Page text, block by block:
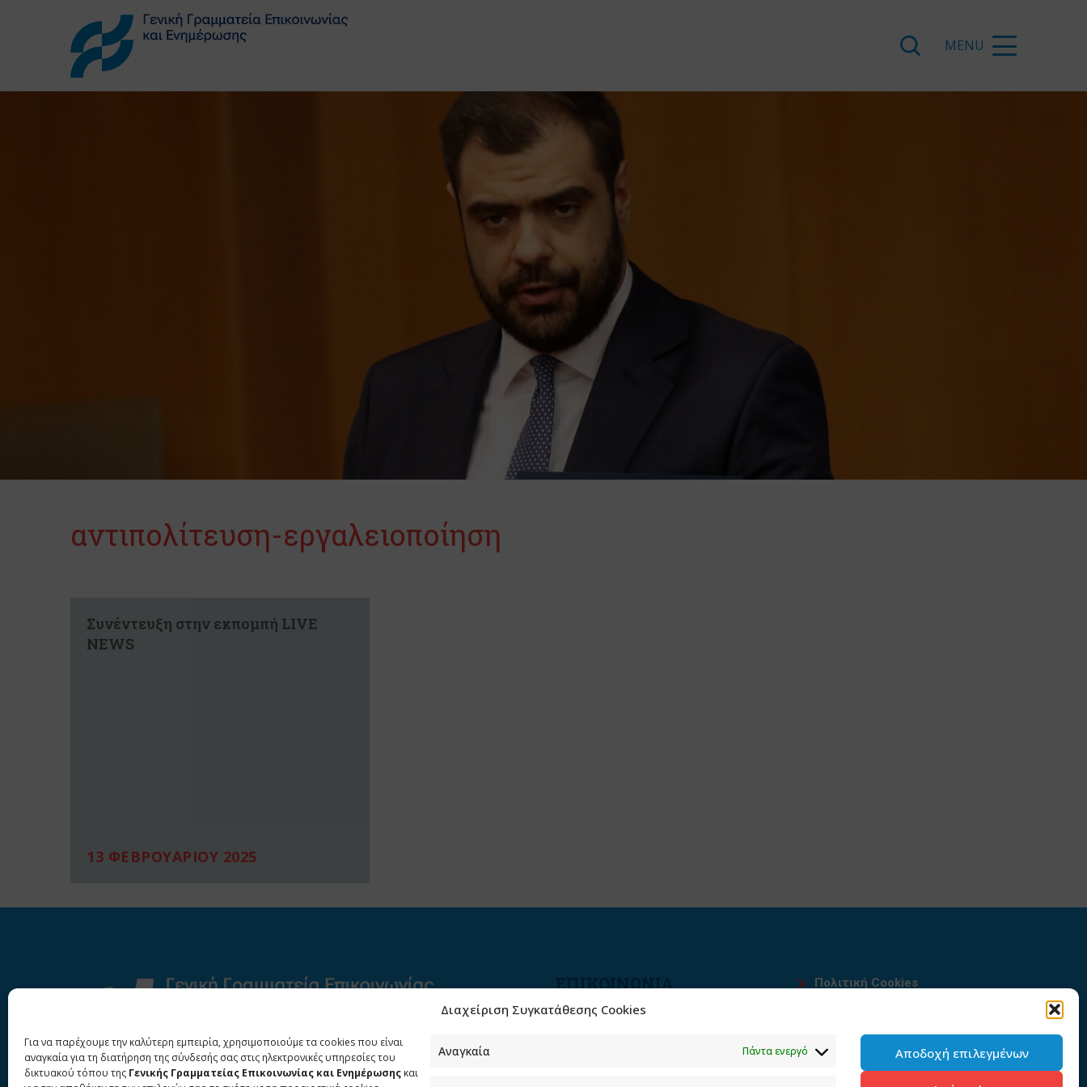
Διαχείριση Συγκατάθεσης Cookies
Για να παρέχουμε την καλύτερη εμπειρία, χρησιμοποιούμε τα cookies που είναι
αναγκαία για τη διατήρηση της σύνδεσής σας στις ηλεκτρονικές υπηρεσίες του
δικτυακού τόπου της Γενικής Γραμματείας Επικοινωνίας και Ενημέρωσης και
Αναγκαία Πάντα ενεργό Αποδοχή επιλεγμένων
αντιπολίτευση-εργαλειοποίηση
Συνέντευξη στην εκπομπή LIVE
NEWS
13 ΦΕΒΡΟΥΑΡΙΟΥ 2025
ΕΠΙΚΟΙΝΩΝΙΑ
Φραγκούδη 11 & Αλεξάνδρου
Πολιτική Cookies
Πολιτική προστασίας
προσωπικών δεδομένων του
παρόντος ιστότοπου